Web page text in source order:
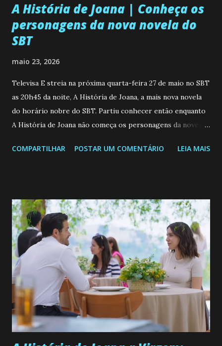
A História de Joana | Conheça os
personagens da nova novela do
SBT
maio 23, 2026
Televisa E streia na próxima quarta-feira 27 de maio no SBT
as 20h45 da noite, A História de Joana, a mais nova novela
do horário nobre do SBT. Partiu conhecer então enquanto
A História de Joana não começa os personagens da novela?
de 25/05/26 a 31/05/26 JOANA GUADALUPE (Camila
permanecer virgem até encontrar o homem que realmente
ama, o que não é fácil, já que dedica todas as suas energias a
se aprimorar, trabalhando, estudando e se orgulhando de
ser a primeira mulher da família a ingressar na
universidade. Ela tem uma personalidade muito alegre, é
muito madura para a idade, determinada, criativa e
empática. Detesta injustiças e é uma ótima amiga. Pode ser
teimosa e muito persistente quando decide fazer algo.
Durante um exame ginecológico, ela é inseminada por eng...
COMPARTILHAR POSTAR UM COMENTÁRIO LEIA MAIS